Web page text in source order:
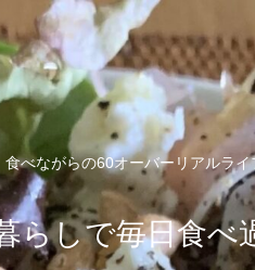
べながらの60オーバーリアルライ
らしで毎日食べ